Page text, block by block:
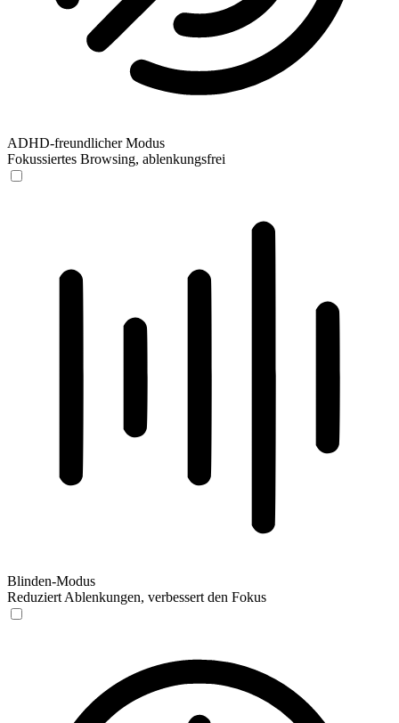
ADHD-freundlicher Modus
Fokussiertes Browsing, ablenkungsfrei
Blinden-Modus
Reduziert Ablenkungen, verbessert den Fokus